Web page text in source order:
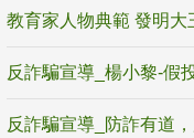
反詐騙宣導_楊小黎-假